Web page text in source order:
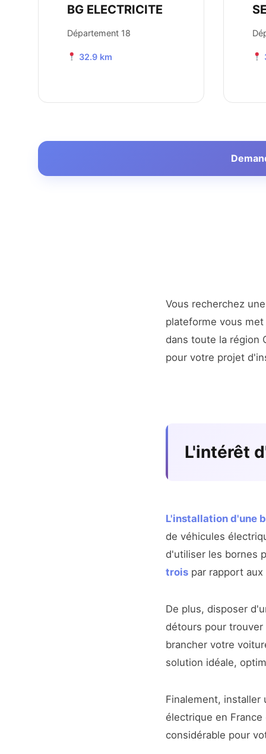
BG ELECTRICITE
Département 18
32.9 km
Vous recherchez
plateforme vous
dans toute la région
pour votre projet
L'intérêt
L'installation d'une
de véhicules
d'utiliser les bornes
trois par rapport
De plus, disposer
détours pour
brancher votre
solution idéale,
Finalement,
électrique en
considérable pour